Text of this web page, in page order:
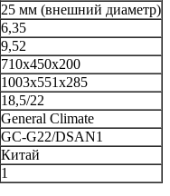
25 мм (внешний диаметр)
6,35
9,52
710х450х200
1003х551х285
18,5/22
General Climate
GC-G22/DSAN1
Китай
1